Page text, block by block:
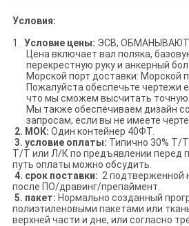
Условия:
1. Условие цены: ЭСВ,
Цена включает вал поляка,
перекрестную руку и анкерный
Морской порт доставки: Морской
Пожалуйста обеспечьте чертежи
что мы сможем высчитать точную
Мы также обеспечиваем дизайн
запросам, если вы не имеете
2. МОК: Один контейнер 40ФТ.
3. условие оплаты: Типично 30% Т/
Т/Т или Л/К по предъявлении перед
путь оплаты можно обсудить.
4. срок поставки: 2 подтверженной
после ПО/дравинг/препаймент.
5. пакет: Нормально созданный
полиэтиленовыми пакетами или
верхней части и дне, или согласно